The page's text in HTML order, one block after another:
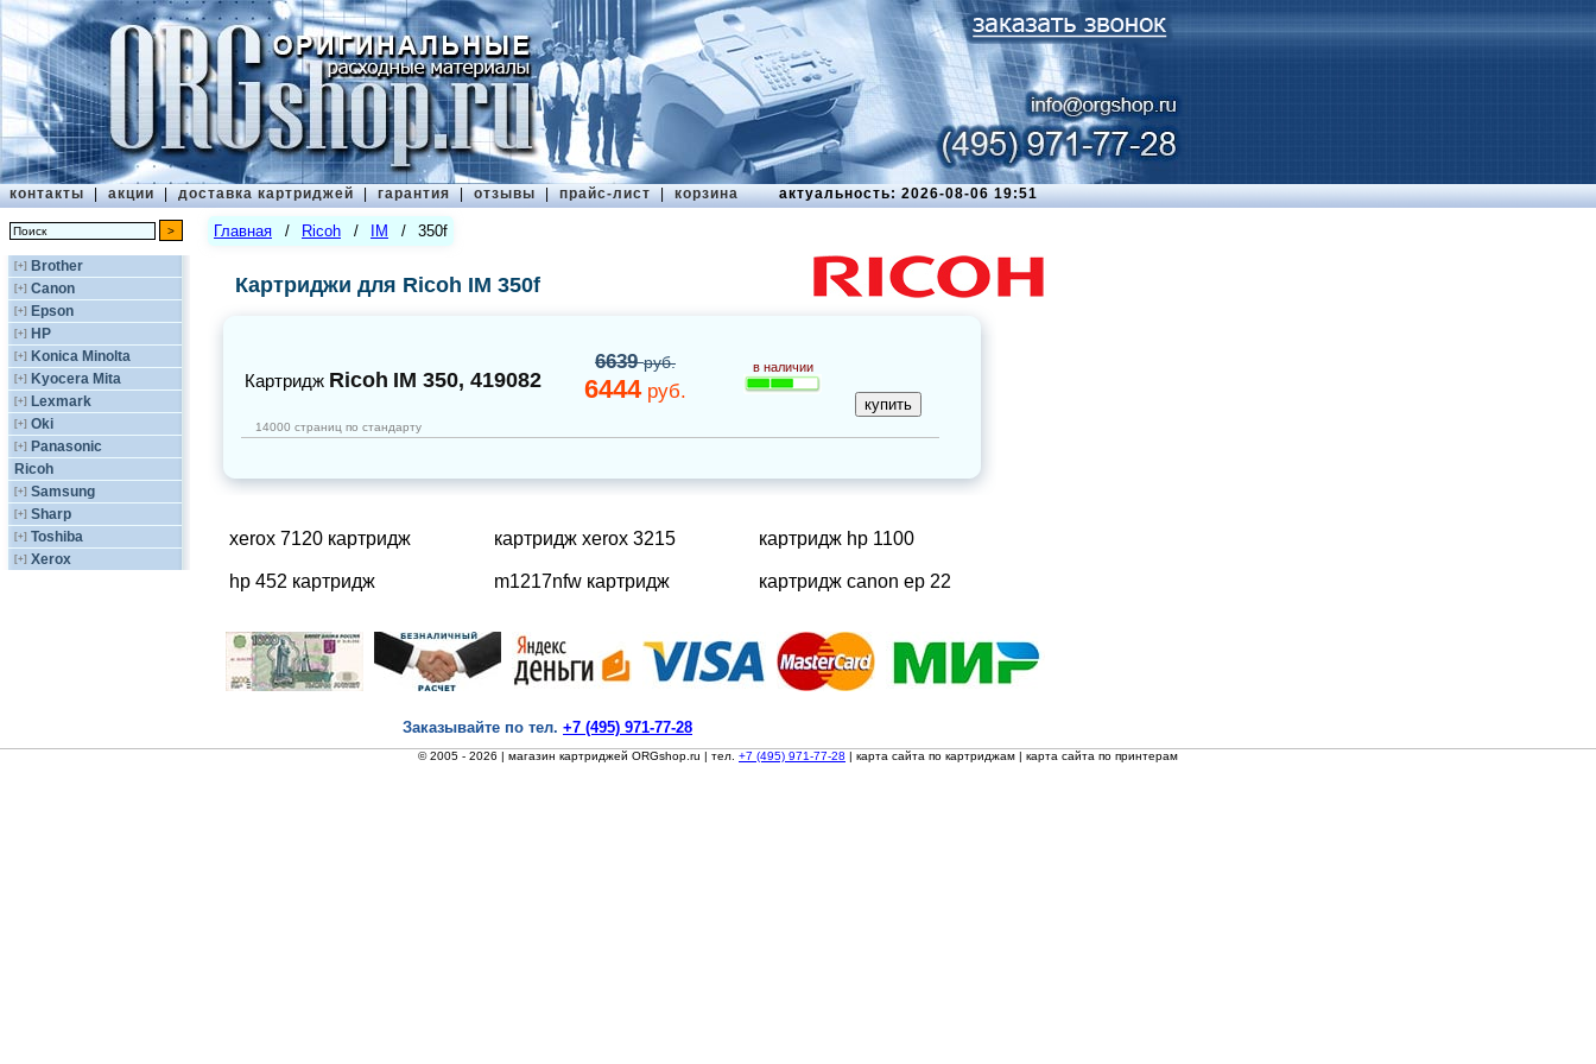
контакты | акции | доставка картриджей | гарантия | отзывы | прайс-лист | корзина актуальность: 2026-08-06 19:51
[+] Brother
[+] Canon
[+] Epson
[+] HP
[+] Konica Minolta
[+] Kyocera Mita
[+] Lexmark
[+] Oki
[+] Panasonic
Ricoh
[+] Samsung
[+] Sharp
[+] Toshiba
[+] Xerox
Главная / Ricoh / IM / 350f
Картриджи для Ricoh IM 350f
Картридж Ricoh IM 350, 419082
6639руб.
6444руб.
в наличии
14000 страниц по стандарту
xerox 7120 картридж картридж xerox 3215 картридж hp 1100
hp 452 картридж m1217nfw картридж картридж canon ep 22
Заказывайте по тел. +7 (495) 971-77-28
© 2005 - 2026 | магазин картриджей ORGshop.ru | тел. +7 (495) 971-77-28 | карта сайта по картриджам | карта сайта по принтерам